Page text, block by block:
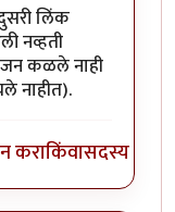
लिंक
नव्हती
कळले नाही
नाहीत).
कराकिंवासदस्य व्हा